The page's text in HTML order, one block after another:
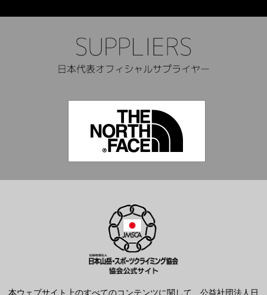
本ウェブサイト上のすべてのコンテンツに関して、公益社団法人日